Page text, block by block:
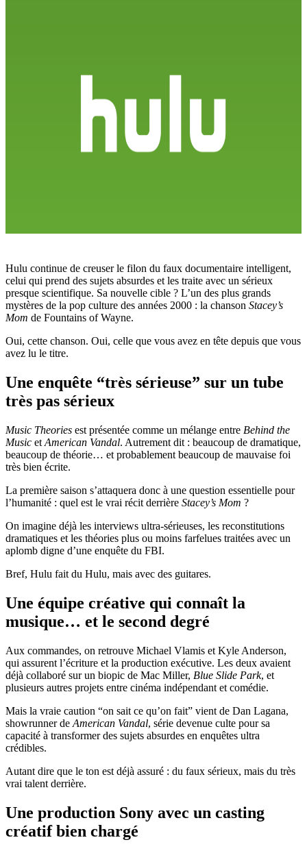
Hulu continue de creuser le filon du faux documentaire intelligent,
celui qui prend des sujets absurdes et les traite avec un sérieux
presque scientifique. Sa nouvelle cible ? L’un des plus grands
mystères de la pop culture des années 2000 : la chanson Stacey’s
Mom de Fountains of Wayne.
Oui, cette chanson. Oui, celle que vous avez en tête depuis que vous
avez lu le titre.
Une enquête “très sérieuse” sur un tube
très pas sérieux
Music Theories est présentée comme un mélange entre Behind the
Music et American Vandal. Autrement dit : beaucoup de dramatique,
beaucoup de théorie… et probablement beaucoup de mauvaise foi
très bien écrite.
La première saison s’attaquera donc à une question essentielle pour
l’humanité : quel est le vrai récit derrière Stacey’s Mom ?
On imagine déjà les interviews ultra-sérieuses, les reconstitutions
dramatiques et les théories plus ou moins farfelues traitées avec un
aplomb digne d’une enquête du FBI.
Bref, Hulu fait du Hulu, mais avec des guitares.
Une équipe créative qui connaît la
musique… et le second degré
Aux commandes, on retrouve Michael Vlamis et Kyle Anderson,
qui assurent l’écriture et la production exécutive. Les deux avaient
déjà collaboré sur un biopic de Mac Miller, Blue Slide Park, et
plusieurs autres projets entre cinéma indépendant et comédie.
Mais la vraie caution “on sait ce qu’on fait” vient de Dan Lagana,
showrunner de American Vandal, série devenue culte pour sa
capacité à transformer des sujets absurdes en enquêtes ultra
crédibles.
Autant dire que le ton est déjà assuré : du faux sérieux, mais du très
vrai talent derrière.
Une production Sony avec un casting
créatif bien chargé